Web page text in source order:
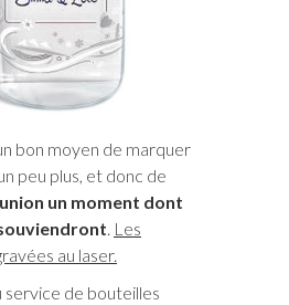
bon moyen de marquer
peu plus, et donc de
un moment dont
. Les
au laser.
service de bouteilles